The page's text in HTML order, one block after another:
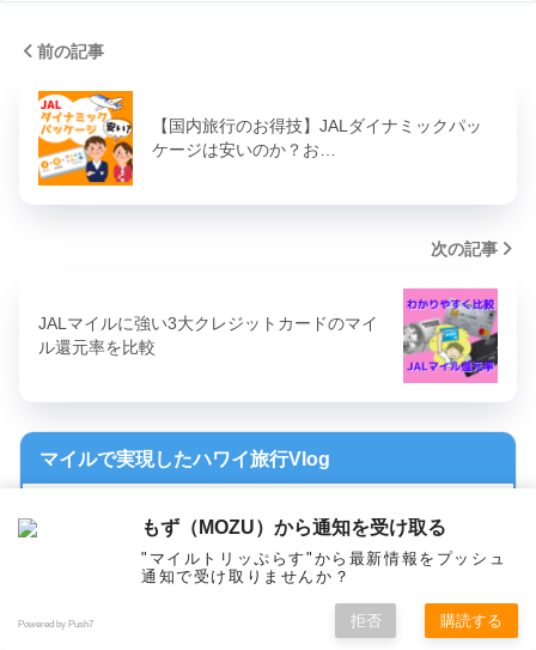
前の記事
【国内旅行のお得技】JALダイナミックパッ
ケージは安いのか？お…
次の記事
JALマイルに強い3大クレジットカードのマイ
ル還元率を比較
マイルで実現したハワイ旅行Vlog
ホーム メニュー トップ
もず（MOZU）から通知を受け取る
"マイルトリッぷらす"から最新情報をプッシュ
通知で受け取りませんか？
Powered by Push7 拒否 購読する